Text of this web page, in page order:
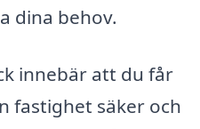
dina behov.
innebär att du får
fastighet säker och